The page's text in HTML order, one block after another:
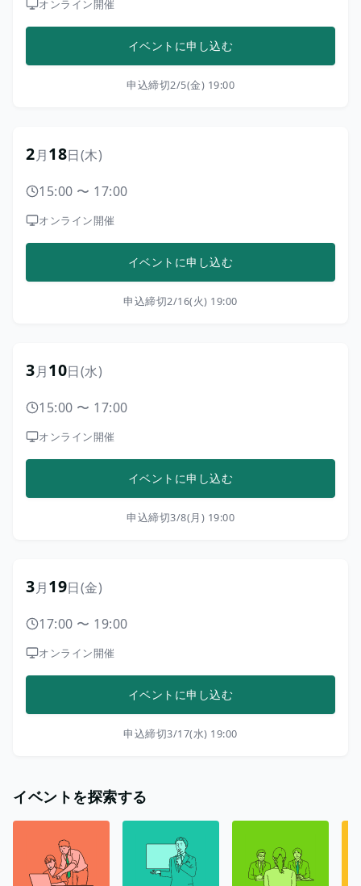
イベントを探索する
オンライン開催
イベントに申し込む
申込締切2/5(金) 19:00
2月18日(木)
15:00 〜 17:00
オンライン開催
イベントに申し込む
申込締切2/16(火) 19:00
3月10日(水)
15:00 〜 17:00
オンライン開催
イベントに申し込む
申込締切3/8(月) 19:00
3月19日(金)
17:00 〜 19:00
オンライン開催
イベントに申し込む
申込締切3/17(水) 19:00